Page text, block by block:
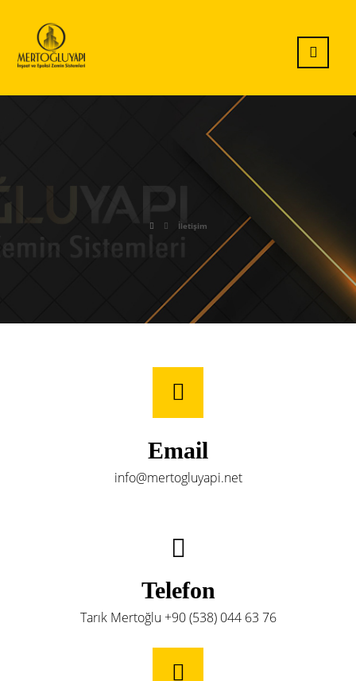
İletişim
Email
info@mertogluyapi.net
Telefon
Tarık Mertoğlu +90 (538) 044 63 76